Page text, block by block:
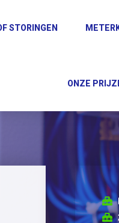
STORINGEN
ONZE